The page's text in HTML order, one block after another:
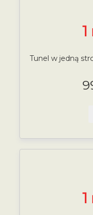
1
Tunel w jedną
1